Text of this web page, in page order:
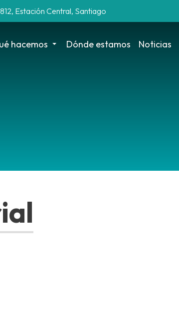
Estación Central, Santiago
hacemos Dónde estamos Noticias